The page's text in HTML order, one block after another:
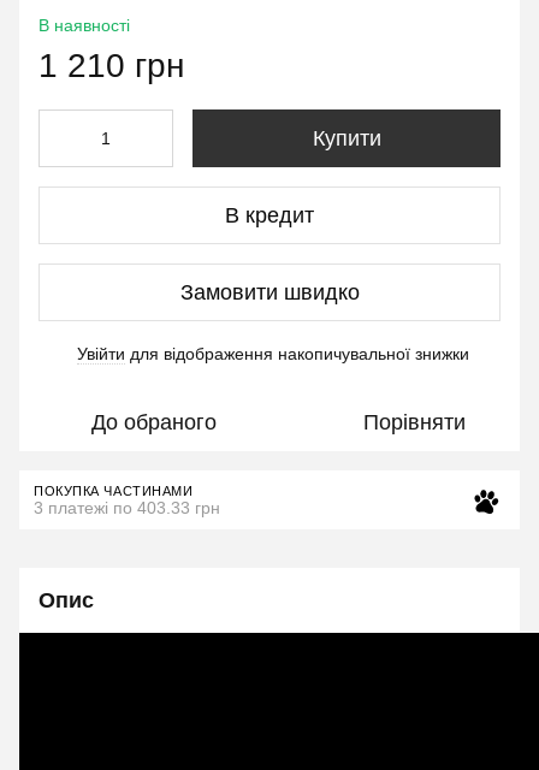
В наявності
1 210 грн
Купити
В кредит
Замовити швидко
Увійти для відображення накопичувальної знижки
До обраного Порівняти
ПОКУПКА ЧАСТИНАМИ
3 платежі по 403.33 грн
Опис